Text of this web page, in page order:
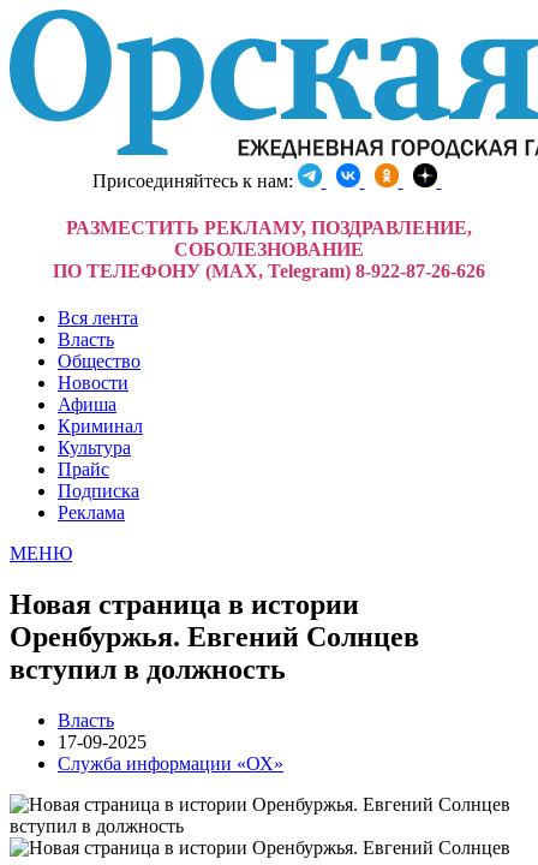
Присоединяйтесь к нам:
РАЗМЕСТИТЬ РЕКЛАМУ, ПОЗДРАВЛЕНИЕ,
СОБОЛЕЗНОВАНИЕ
ПО ТЕЛЕФОНУ (MAX, Telegram) 8-922-87-26-626
Вся лента
Власть
Общество
Новости
Афиша
Криминал
Культура
Прайс
Подписка
Реклама
МЕНЮ
Новая страница в истории
Оренбуржья. Евгений Солнцев
вступил в должность
Власть
17-09-2025
Служба информации «ОХ»